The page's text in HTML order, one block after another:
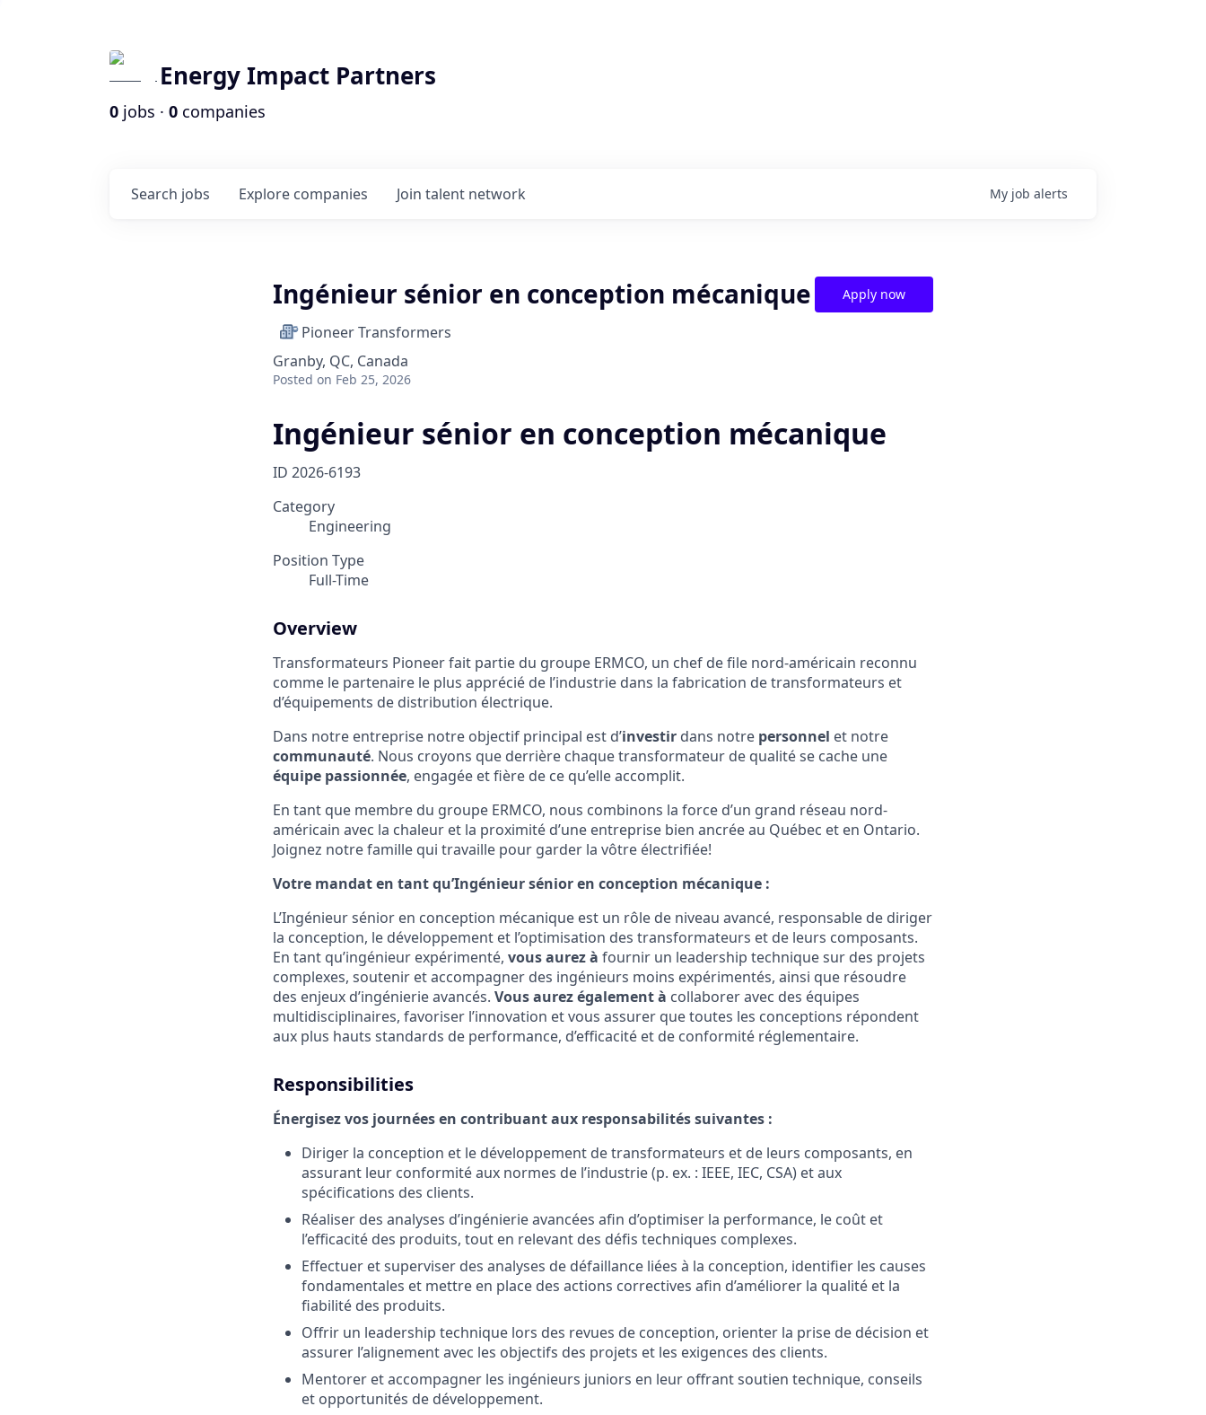
Energy Impact Partners
0 jobs · 0 companies
Search jobs Explore companies Join talent network My job alerts
Ingénieur sénior en conception mécanique
Pioneer Transformers
Granby, QC, Canada
Posted on Feb 25, 2026
Apply now
Ingénieur sénior en conception mécanique
ID 2026-6193
Category
Engineering
Position Type
Full-Time
Overview
Transformateurs Pioneer fait partie du groupe ERMCO, un chef de file nord-américain reconnu
comme le partenaire le plus apprécié de l’industrie dans la fabrication de transformateurs et
d’équipements de distribution électrique.
Dans notre entreprise notre objectif principal est d’investir dans notre personnel et notre
communauté. Nous croyons que derrière chaque transformateur de qualité se cache une
équipe passionnée, engagée et fière de ce qu’elle accomplit.
En tant que membre du groupe ERMCO, nous combinons la force d’un grand réseau nord-
américain avec la chaleur et la proximité d’une entreprise bien ancrée au Québec et en Ontario.
Joignez notre famille qui travaille pour garder la vôtre électrifiée!
Votre mandat en tant qu’Ingénieur sénior en conception mécanique :
L’Ingénieur sénior en conception mécanique est un rôle de niveau avancé, responsable de diriger
la conception, le développement et l’optimisation des transformateurs et de leurs composants.
En tant qu’ingénieur expérimenté, vous aurez à fournir un leadership technique sur des projets
complexes, soutenir et accompagner des ingénieurs moins expérimentés, ainsi que résoudre
des enjeux d’ingénierie avancés. Vous aurez également à collaborer avec des équipes
multidisciplinaires, favoriser l’innovation et vous assurer que toutes les conceptions répondent
aux plus hauts standards de performance, d’efficacité et de conformité réglementaire.
Responsibilities
Énergisez vos journées en contribuant aux responsabilités suivantes :
Diriger la conception et le développement de transformateurs et de leurs composants, en
assurant leur conformité aux normes de l’industrie (p. ex. : IEEE, IEC, CSA) et aux
spécifications des clients.
Réaliser des analyses d’ingénierie avancées afin d’optimiser la performance, le coût et
l’efficacité des produits, tout en relevant des défis techniques complexes.
Effectuer et superviser des analyses de défaillance liées à la conception, identifier les causes
fondamentales et mettre en place des actions correctives afin d’améliorer la qualité et la
fiabilité des produits.
Offrir un leadership technique lors des revues de conception, orienter la prise de décision et
assurer l’alignement avec les objectifs des projets et les exigences des clients.
Mentorer et accompagner les ingénieurs juniors en leur offrant soutien technique, conseils
et opportunités de développement.